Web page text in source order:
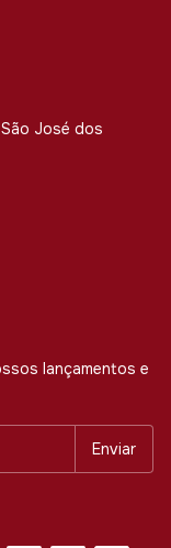
José dos
lançamentos e